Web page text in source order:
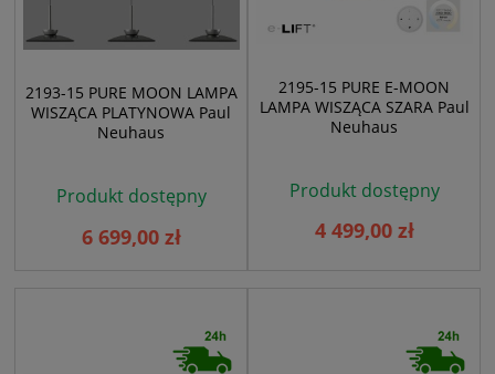
2193-15 PURE MOON LAMPA
WISZĄCA PLATYNOWA Paul
Neuhaus
Produkt dostępny
6 699,00 zł
2195-15 PURE E-MOON
LAMPA WISZĄCA SZARA Paul
Neuhaus
Produkt dostępny
4 499,00 zł